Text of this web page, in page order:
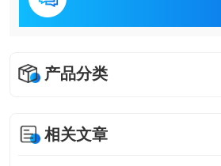
产品分类
相关文章